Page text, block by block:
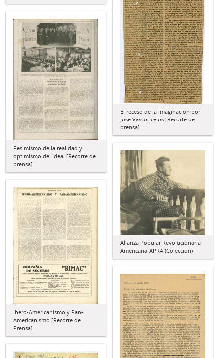
El receso de la imaginación por
José Vasconcelos [Recorte de
prensa]
Pesimismo de la realidad y
optimismo del ideal [Recorte de
prensa]
Alianza Popular Revolucionaria
Americana-APRA (Colección)
Ibero-Americanismo y Pan-
Americanismo [Recorte de
Prensa]